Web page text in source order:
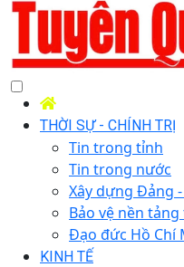
THỜI SỰ - CHÍNH TRỊ
Tin trong tỉnh
Tin trong nước
Xây dựng Đảng
Bảo vệ nền
Đạo đức Hồ Chí
KINH TẾ